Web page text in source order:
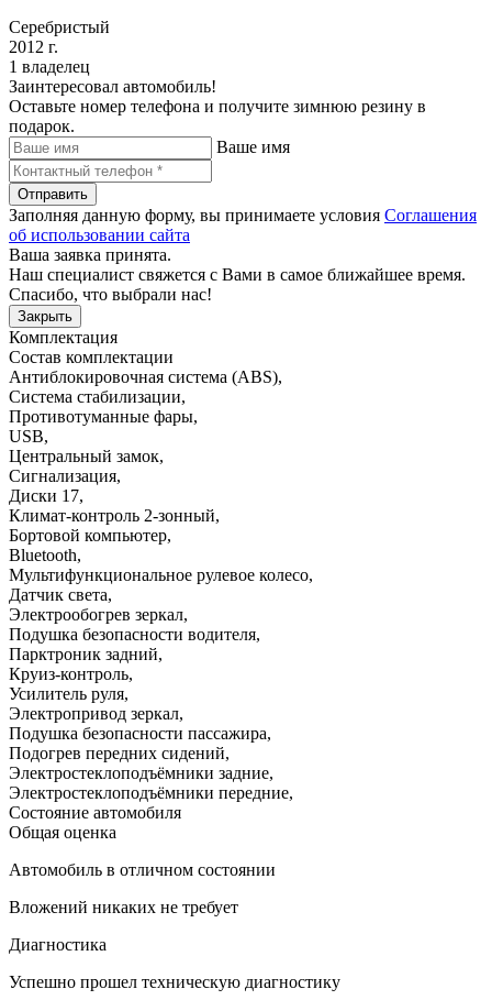
Серебристый
2012 г.
1 владелец
Заинтересовал автомобиль!
Оставьте номер телефона и получите зимнюю резину в
подарок.
Ваше имя
Отправить
Заполняя данную форму, вы принимаете условия Соглашения
об использовании сайта
Ваша заявка принята.
Наш специалист свяжется с Вами в самое ближайшее время.
Спасибо, что выбрали нас!
Закрыть
Комплектация
Состав комплектации
Антиблокировочная система (ABS),
Система стабилизации,
Противотуманные фары,
USB,
Центральный замок,
Сигнализация,
Диски 17,
Климат-контроль 2-зонный,
Бортовой компьютер,
Bluetooth,
Мультифункциональное рулевое колесо,
Датчик света,
Электрообогрев зеркал,
Подушка безопасности водителя,
Парктроник задний,
Круиз-контроль,
Усилитель руля,
Электропривод зеркал,
Подушка безопасности пассажира,
Подогрев передних сидений,
Электростеклоподъёмники задние,
Электростеклоподъёмники передние,
Состояние автомобиля
Общая оценка
Автомобиль в отличном состоянии
Вложений никаких не требует
Диагностика
Успешно прошел техническую диагностику